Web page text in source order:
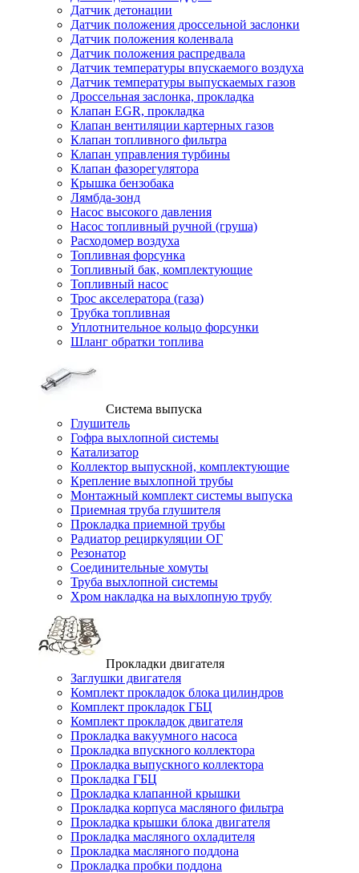
Датчик детонации
Датчик положения дроссельной заслонки
Датчик положения коленвала
Датчик положения распредвала
Датчик температуры впускаемого воздуха
Датчик температуры выпускаемых газов
Дроссельная заслонка, прокладка
Клапан EGR, прокладка
Клапан вентиляции картерных газов
Клапан топливного фильтра
Клапан управления турбины
Клапан фазорегулятора
Крышка бензобака
Лямбда-зонд
Насос высокого давления
Насос топливный ручной (груша)
Расходомер воздуха
Топливная форсунка
Топливный бак, комплектующие
Топливный насос
Трос акселератора (газа)
Трубка топливная
Уплотнительное кольцо форсунки
Шланг обратки топлива
Система выпуска
Глушитель
Гофра выхлопной системы
Катализатор
Коллектор выпускной, комплектующие
Крепление выхлопной трубы
Монтажный комплект системы выпуска
Приемная труба глушителя
Прокладка приемной трубы
Радиатор рециркуляции ОГ
Резонатор
Соединительные хомуты
Труба выхлопной системы
Хром накладка на выхлопную трубу
Прокладки двигателя
Заглушки двигателя
Комплект прокладок блока цилиндров
Комплект прокладок ГБЦ
Комплект прокладок двигателя
Прокладка вакуумного насоса
Прокладка впускного коллектора
Прокладка выпускного коллектора
Прокладка ГБЦ
Прокладка клапанной крышки
Прокладка корпуса масляного фильтра
Прокладка крышки блока двигателя
Прокладка масляного охладителя
Прокладка масляного поддона
Прокладка пробки поддона